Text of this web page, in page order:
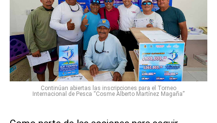
Continúan abiertas las inscripciones para el Torneo
Internacional de Pesca “Cosme Alberto Martínez Magaña”